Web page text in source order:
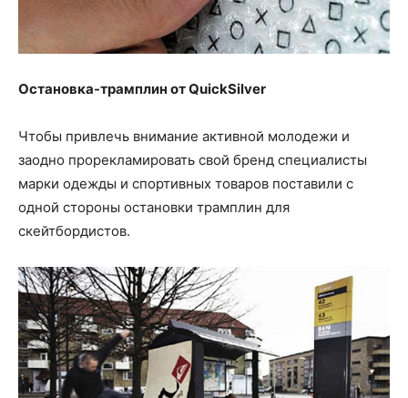
Остановка-трамплин от QuickSilver
Чтобы привлечь внимание активной молодежи и
заодно прорекламировать свой бренд специалисты
марки одежды и спортивных товаров поставили с
одной стороны остановки трамплин для
скейтбордистов.